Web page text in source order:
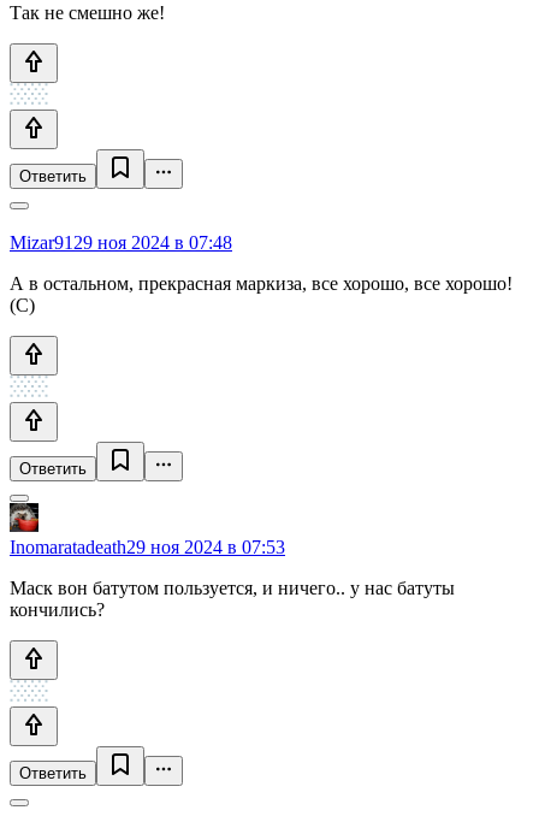
Так не смешно же!
Ответить
Mizar91 29 ноя 2024 в 07:48
А в остальном, прекрасная маркиза, все хорошо, все хорошо!
(С)
Ответить
Inomaratadeath29 ноя 2024 в 07:53
Маск вон батутом пользуется, и ничего.. у нас батуты
кончились?
Ответить